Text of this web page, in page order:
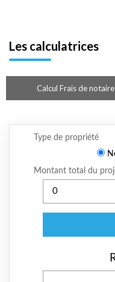
Les calculatrices
Calcul Frais de notaire